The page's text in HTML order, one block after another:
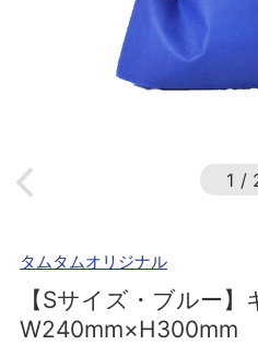
1 /
タムタムオリジナル
【Sサイズ・ブルー
W240mm×H300mm